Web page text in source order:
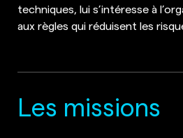
techniques, lui s’intéresse à
aux règles qui réduisent les
Les missions